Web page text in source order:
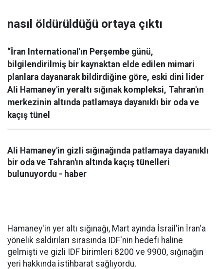
nasıl öldürüldüğü ortaya çıktı
“İran International'ın Perşembe günü,
bilgilendirilmiş bir kaynaktan elde edilen mimari
planlara dayanarak bildirdiğine göre, eski dini lider
Ali Hamaney'in yeraltı sığınak kompleksi, Tahran'ın
merkezinin altında patlamaya dayanıklı bir oda ve
kaçış tünel
Ali Hamaney'in gizli sığınağında patlamaya dayanıklı
bir oda ve Tahran'ın altında kaçış tünelleri
bulunuyordu - haber
Hamaney'in yer altı sığınağı, Mart ayında İsrail'in İran'a
yönelik saldırıları sırasında IDF'nin hedefi haline
gelmişti ve gizli IDF birimleri 8200 ve 9900, sığınağın
yeri hakkında istihbarat sağlıyordu.